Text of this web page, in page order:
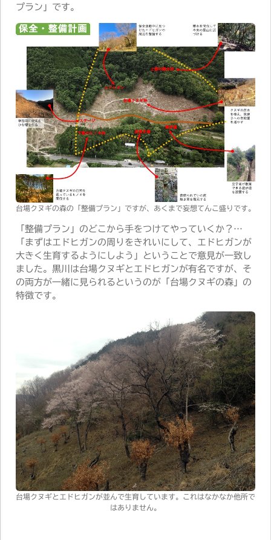
プラン」です。
台場クヌギの森の「整備プラン」ですが、あくまで妄想てんこ盛りです。
「整備プラン」のどこから手をつけてやっていくか？…
「まずはエドヒガンの周りをきれいにして、エドヒガンが
大きく生育するようにしよう」ということで意見が一致し
ました。黒川は台場クヌギとエドヒガンが有名ですが、そ
の両方が一緒に見られるというのが「台場クヌギの森」の
特徴です。
台場クヌギとエドヒガンが並んで生育しています。これはなかなか他所で
はありません。